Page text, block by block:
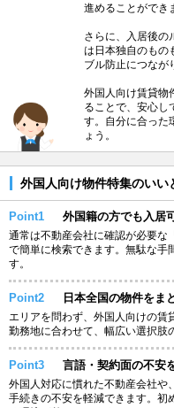
進めることができ
さらに、入居後の
は日本独自のもの
ブル防止につなが
外国人向け賃貸物
ることで、安心し
す。自分に合った
ょう。
外国人向け物件特集のいい
Point1 外国籍の方でも入居
通常は不動産会社に確認が必要な
で簡単に検索できます。無駄な手
す。
Point2 日本全国の物件をま
エリアを問わず、外国人向けの賃
勤務地に合わせて、幅広い選択肢
Point3 言語・契約面の不安
外国人対応に慣れた不動産会社や
手続きの不安を軽減できます。初